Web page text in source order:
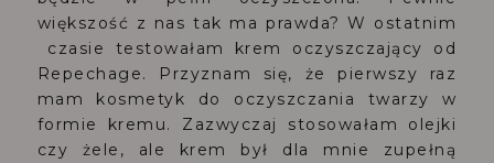
większość z nas tak ma prawda? W ostatnim
czasie testowałam krem oczyszczający od
Repechage. Przyznam się, że pierwszy raz
mam kosmetyk do oczyszczania twarzy w
formie kremu. Zazwyczaj stosowałam olejki
czy żele, ale krem był dla mnie zupełną